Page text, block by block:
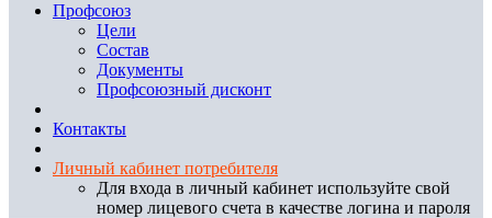
Профсоюз
Цели
Состав
Документы
Профсоюзный дисконт
Контакты
Личный кабинет потребителя
Для входа в личный кабинет используйте свой
номер лицевого счета в качестве логина и пароля